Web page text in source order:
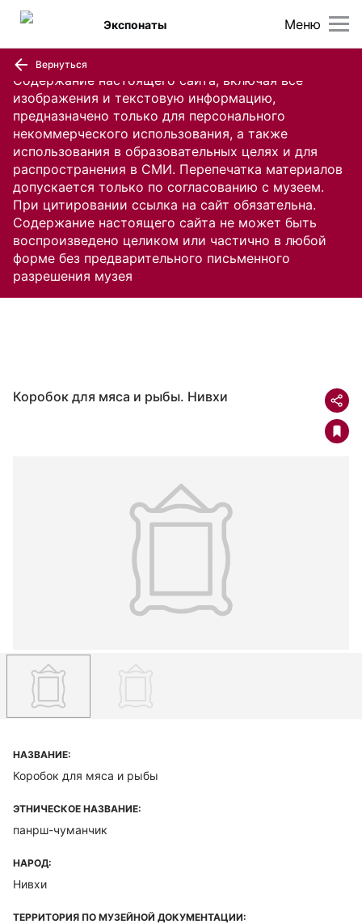
Содержание настоящего сайта, включая все
изображения и текстовую информацию,
предназначено только для персонального
некоммерческого использования, а также
использования в образовательных целях и для
распространения в СМИ. Перепечатка материалов
допускается только по согласованию с музеем.
При цитировании ссылка на сайт обязательна.
Содержание настоящего сайта не может быть
воспроизведено целиком или частично в любой
форме без предварительного письменного
разрешения музея
Меню
Экспонаты
Вернуться
Коробок для мяса и рыбы. Нивхи
НАЗВАНИЕ:
Коробок для мяса и рыбы
ЭТНИЧЕСКОЕ НАЗВАНИЕ:
панрш-чуманчик
НАРОД:
Нивхи
ТЕРРИТОРИЯ ПО МУЗЕЙНОЙ ДОКУМЕНТАЦИИ: